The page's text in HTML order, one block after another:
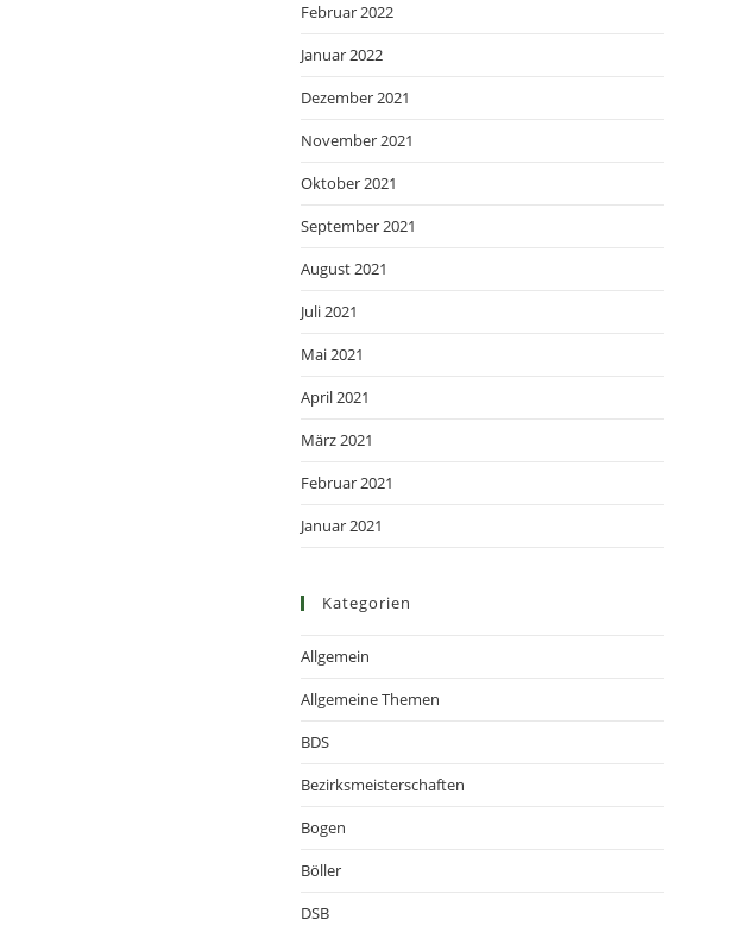
Februar 2022
Januar 2022
Dezember 2021
November 2021
Oktober 2021
September 2021
August 2021
Juli 2021
Mai 2021
April 2021
März 2021
Februar 2021
Januar 2021
Kategorien
Allgemein
Allgemeine Themen
BDS
Bezirksmeisterschaften
Bogen
Böller
DSB